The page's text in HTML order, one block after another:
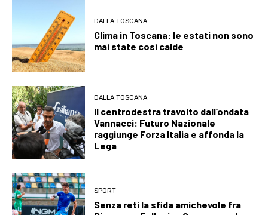
DALLA TOSCANA
Clima in Toscana: le estati non sono
mai state così calde
DALLA TOSCANA
Il centrodestra travolto dall’ondata
Vannacci: Futuro Nazionale
raggiunge Forza Italia e affonda la
Lega
SPORT
Senza reti la sfida amichevole fra